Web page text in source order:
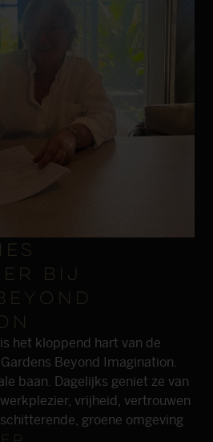
bij
het kloppend hart van de
Beyond Imagination.
baan. Dagelijks geniet ze van
vrijheid, vertrouwen
groene omgeving